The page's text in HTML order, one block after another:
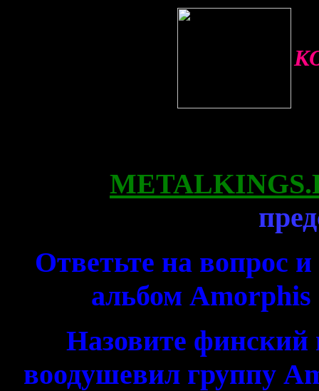
Ответьте на вопрос
альбом
Назовите финский
воодушевил группу